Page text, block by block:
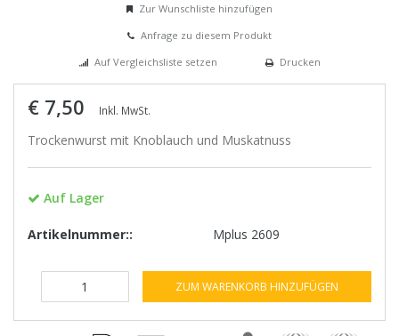
Zur Wunschliste hinzufügen
Anfrage zu diesem Produkt
Auf Vergleichsliste setzen
Drucken
€ 7,50 Inkl. MwSt.
Trockenwurst mit Knoblauch und Muskatnuss
Auf Lager
Artikelnummer:: Mplus 2609
ZUM WARENKORB HINZUFÜGEN